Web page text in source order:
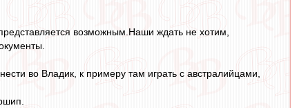
возможным.Наши ждать не хотим,
во Владик, к примеру там играть с австралийцами,